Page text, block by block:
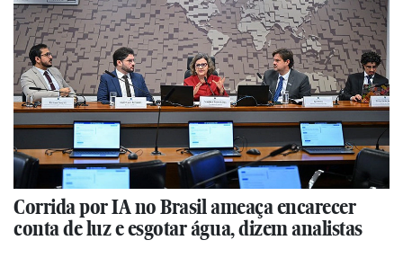
Corrida por IA no Brasil ameaça encarecer
conta de luz e esgotar água, dizem analistas